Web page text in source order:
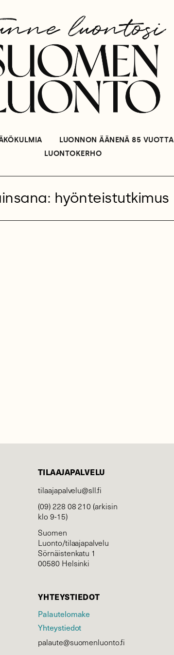
LUONNON ÄÄNENÄ 85 VUOTTA
LUONTOKERHO
hyönteistutkimus
TILAAJAPALVELU
tilaajapalvelu@sll.fi
(09) 228 08 210 (arkisin
klo 9-15)
Suomen
Luonto/tilaajapalvelu
Sörnäistenkatu 1
00580 Helsinki
YHTEYSTIEDOT
Palautelomake
Yhteystiedot
palaute@suomenluonto.fi